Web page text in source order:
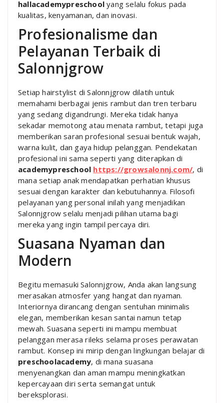
hallacademypreschool yang selalu fokus pada
kualitas, kenyamanan, dan inovasi.
Profesionalisme dan
Pelayanan Terbaik di
Salonnjgrow
Setiap hairstylist di Salonnjgrow dilatih untuk
memahami berbagai jenis rambut dan tren terbaru
yang sedang digandrungi. Mereka tidak hanya
sekadar memotong atau menata rambut, tetapi juga
memberikan saran profesional sesuai bentuk wajah,
warna kulit, dan gaya hidup pelanggan. Pendekatan
profesional ini sama seperti yang diterapkan di
academypreschool https://growsalonnj.com/, di
mana setiap anak mendapatkan perhatian khusus
sesuai dengan karakter dan kebutuhannya. Filosofi
pelayanan yang personal inilah yang menjadikan
Salonnjgrow selalu menjadi pilihan utama bagi
mereka yang ingin tampil percaya diri.
Suasana Nyaman dan
Modern
Begitu memasuki Salonnjgrow, Anda akan langsung
merasakan atmosfer yang hangat dan nyaman.
Interiornya dirancang dengan sentuhan minimalis
elegan, memberikan kesan santai namun tetap
mewah. Suasana seperti ini mampu membuat
pelanggan merasa rileks selama proses perawatan
rambut. Konsep ini mirip dengan lingkungan belajar di
preschoolacademy, di mana suasana
menyenangkan dan aman mampu meningkatkan
kepercayaan diri serta semangat untuk
bereksplorasi.